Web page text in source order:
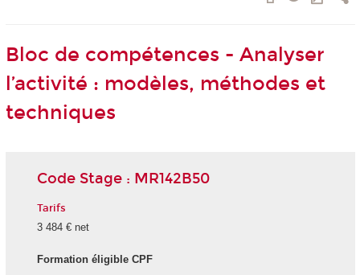
Bloc de compétences - Analyser
l’activité : modèles, méthodes et
techniques
Code Stage : MR142B50
Tarifs
3 484 € net
Formation éligible CPF